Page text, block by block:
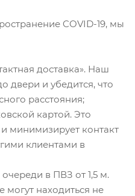
COVID-19, мы
доставка». Наш
двери и убедится, что
расстояния;
картой. Это
минимизирует контакт
клиентами в
в ПВЗ от 1,5 м.
могут находиться не